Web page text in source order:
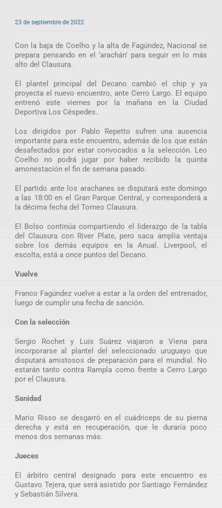
23 de septiembre de 2022
Con la baja de Coelho y la alta de Fagúndez, Nacional se
prepara pensando en el ‘arachán’ para seguir en lo más
alto del Clausura.
El plantel principal del Decano cambió el chip y ya
proyecta el nuevo encuentro, ante Cerro Largo. El equipo
entrenó este viernes por la mañana en la Ciudad
Deportiva Los Céspedes.
Los dirigidos por Pablo Repetto sufren una ausencia
importante para este encuentro, además de los que están
desafectados por estar convocados a la selección. Leo
Coelho no podrá jugar por haber recibido la quinta
amonestación el fin de semana pasado.
El partido ante los arachanes se disputará este domingo
a las 18:00 en el Gran Parque Central, y corresponderá a
la décima fecha del Torneo Clausura.
El Bolso continúa compartiendo el liderazgo de la tabla
del Clausura con River Plate, pero saca amplia ventaja
sobre los demás equipos en la Anual. Liverpool, el
escolta, está a once puntos del Decano.
Vuelve
Franco Fagúndez vuelve a estar a la orden del entrenador,
luego de cumplir una fecha de sanción.
Con la selección
Sergio Rochet y Luis Suárez viajaron a Viena para
incorporarse al plantel del seleccionado uruguayo que
disputará amistosos de preparación para el mundial. No
estarán tanto contra Rampla como frente a Cerro Largo
por el Clausura.
Sanidad
Mario Risso se desgarró en el cuádriceps de su pierna
derecha y está en recuperación, que le duraría poco
menos dos semanas más.
Jueces
El árbitro central designado para este encuentro es
Gustavo Tejera, que será asistido por Santiago Fernández
y Sebastián Silvera.